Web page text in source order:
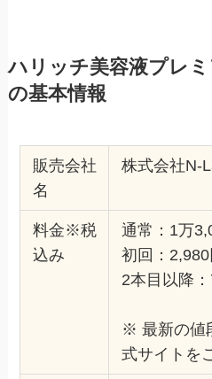
ハリッチ美容液プレ
の基本情報
販売会社
名
株式会社N-
料金※税
込み
通常：1万
初回：2,980
2本目以降
※ 最新の値
式サイトを